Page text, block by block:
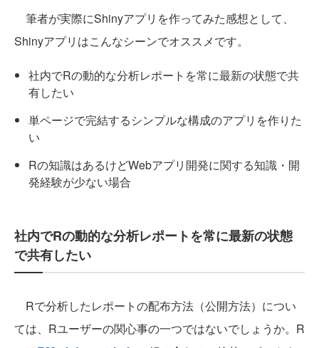
筆者が実際にShinyアプリを作ってみた感想として、
Shinyアプリはこんなシーンでオススメです。
社内でRの動的な分析レポートを常に最新の状態で共
有したい
単ページで完結するシンプルな構成のアプリを作りた
い
Rの知識はあるけどWebアプリ開発に関する知識・開
発経験が少ない場合
社内でRの動的な分析レポートを常に最新の状態
で共有したい
Rで分析したレポートの配布方法（公開方法）につい
ては、Rユーザーの関心事の一つではないでしょうか。R